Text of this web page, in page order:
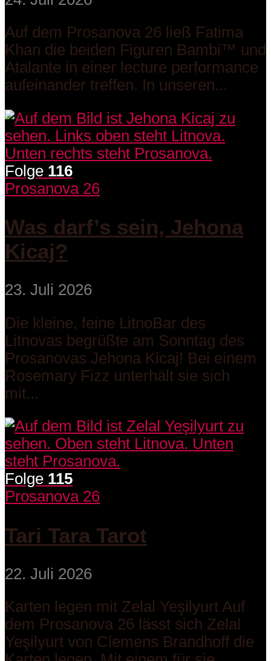
Auf dem Prosanova 26 ließ Fatima
Khan die beiden Figuren Bambi™ und
Atalante in einer lecture performance
aufeinander treffen. In unseren...
Folge 116
Prosanova 26
Was darf’s sein, Jehona
Kicaj?
23. Juli 2026
Die kleine, feine LitnoBar des
Litnovas begrüßte am Sonntag des
Prosanovas Jehona Kicaj! Bei einem
Rosemary Fizz unterhält sie sich
mit...
Folge 115
Prosanova 26
Tari Tara Tarot
22. Juli 2026
Karten legen mit Zelal Yeşilyurt Auf
dem Prosanova 26 lässt sich Zelal
Yeşilyurt von Clemens Brandhoff die